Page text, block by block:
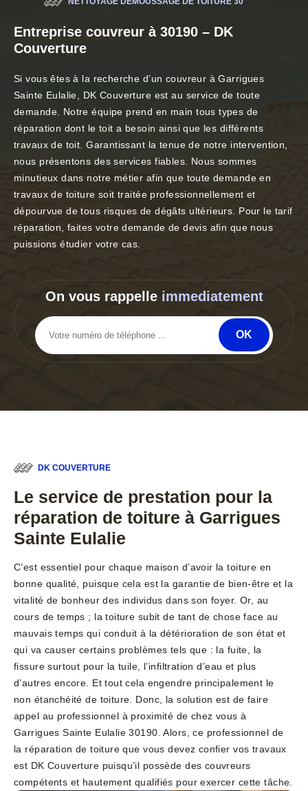
Entreprise couvreur à 30190 – DK
Couverture
Si vous êtes à la recherche d’un couvreur à Garrigues
Sainte Eulalie, DK Couverture est au service de toute
demande. Notre équipe prend en main tous types de
réparation dont le toit a besoin ainsi que les différents
travaux de toit. Garantissant la tenue de notre intervention,
nous présentons des services fiables. Nous sommes
minutieux dans notre métier afin que toute demande en
travaux de toiture soit traitée professionnellement et
dépourvue de tous risques de dégâts ultérieurs. Pour le tarif
réparation, faites votre demande de devis afin que nous
puissions étudier votre cas.
On vous rappelle immediatement
DK COUVERTURE
Le service de prestation pour la
réparation de toiture à Garrigues
Sainte Eulalie
C’est essentiel pour chaque maison d’avoir la toiture en
bonne qualité, puisque cela est la garantie de bien-être et la
vitalité de bonheur des individus dans son foyer. Or, au
cours de temps ; la toiture subit de tant de chose face au
mauvais temps qui conduit à la détérioration de son état et
qui va causer certains problèmes tels que : la fuite, la
fissure surtout pour la tuile, l’infiltration d’eau et plus
d’autres encore. Et tout cela engendre principalement le
non étanchéité de toiture. Donc, la solution est de faire
appel au professionnel à proximité de chez vous à
Garrigues Sainte Eulalie 30190. Alors, ce professionnel de
la réparation de toiture que vous devez confier vos travaux
est DK Couverture puisqu’il possède des couvreurs
compétents et hautement qualifiés pour exercer cette tâche.